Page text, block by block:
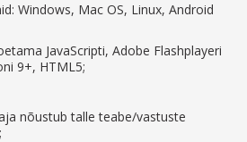
Windows, Mac OS, Linux, Android
JavaScripti, Adobe Flashplayeri
9+, HTML5;
nõustub talle teabe/vastuste